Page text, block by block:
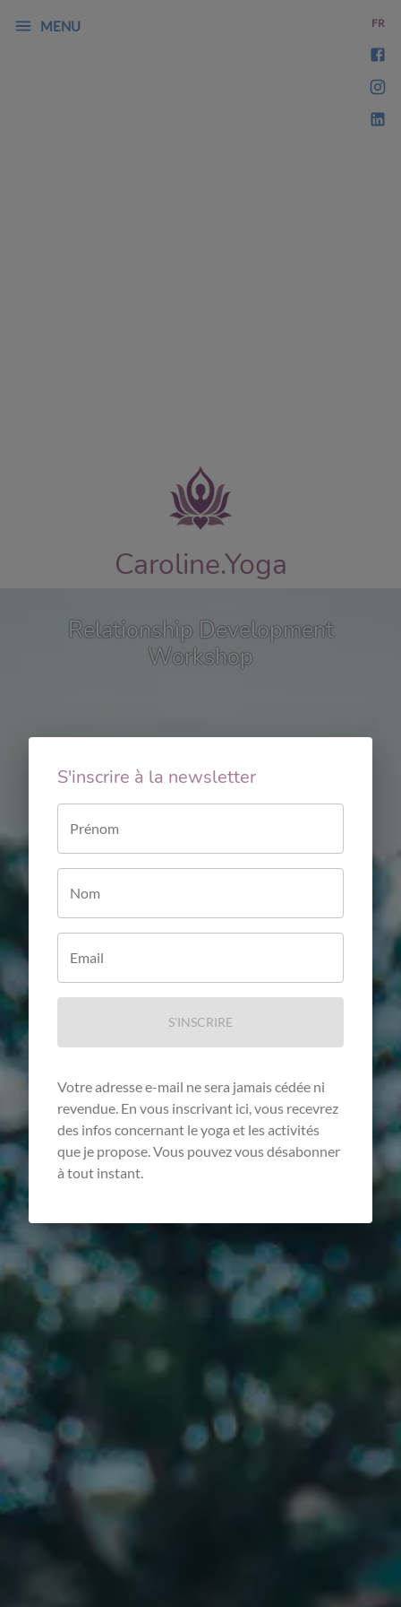
MENU FR
Caroline.Yoga
Relationship Development
Workshop
S'inscrire à la newsletter
Prénom
Nom
Email
S'INSCRIRE
Votre adresse e-mail ne sera jamais cédée ni
revendue. En vous inscrivant ici, vous recevrez
des infos concernant le yoga et les activités
que je propose. Vous pouvez vous désabonner
à tout instant.